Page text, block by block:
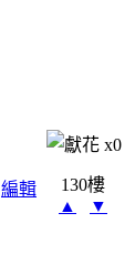
x0
編輯
130樓
▲
▼